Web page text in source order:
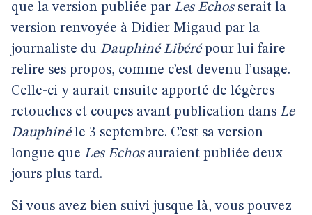
que la version publiée par Les Echosserait la
version renvoyée à Didier Migaud par la
journaliste du Dauphiné Libérépour lui faire
relire ses propos, comme c’est devenu l’usage.
Celle-ci y aurait ensuite apporté de légères
retouches et coupes avant publication dans Le
Dauphiné le 3 septembre. C’est sa version
longue que Les Echosauraient publiée deux
jours plus tard.
Si vous avez bien suivi jusque là, vous pouvez